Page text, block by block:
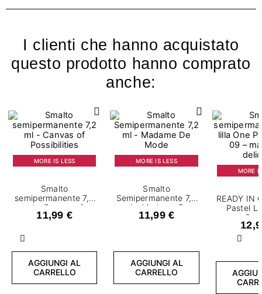
I clienti che hanno acquistato
questo prodotto hanno comprato
anche:
Precedente
MORE IS LESS
Smalto
semipermanente 7,2
ml - Canvas of
Possibilities
11,99 €
AGGIUNGI AL
CARRELLO
MORE IS LESS
Smalto
Semipermanente 7,2
ml - Madame De
Mode
11,99 €
AGGIUNGI AL
CARRELLO
MORE
READY IN
Pastel